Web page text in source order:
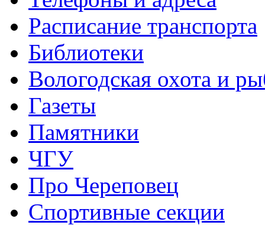
Расписание транспорта
Библиотеки
Вологодская охота и
Газеты
Памятники
ЧГУ
Про Череповец
Спортивные секции